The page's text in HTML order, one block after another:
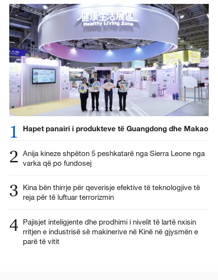
1 Hapet panairi i produkteve të Guangdong dhe Makao
2 Anija kineze shpëton 5 peshkatarë nga Sierra Leone nga
varka që po fundosej
3
Kina bën thirrje për qeverisje efektive të teknologjive të
reja për të luftuar terrorizmin
4 Pajisjet inteligjente dhe prodhimi i nivelit të lartë nxisin
rritjen e industrisë së makinerive në Kinë në gjysmën e
parë të vitit